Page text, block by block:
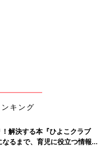
キング
解決する本『ひよこクラブ
るまで、育児に役立つ情報が